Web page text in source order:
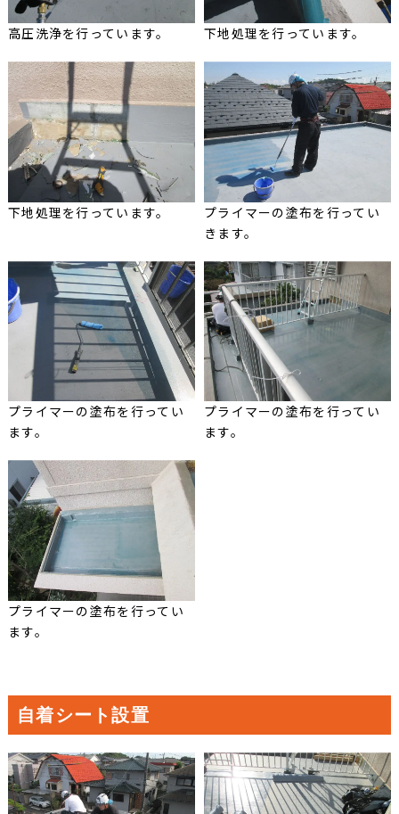
高圧洗浄を行っています。 下地処理を行っています。
下地処理を行っています。
プライマーの塗布を行ってい
きます。
プライマーの塗布を行ってい
ます。
プライマーの塗布を行ってい
ます。
プライマーの塗布を行ってい
ます。
自着シート設置